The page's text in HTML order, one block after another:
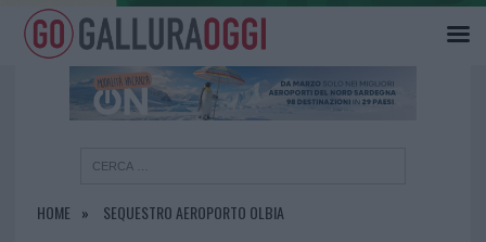
HOME SEQUESTRO AEROPORTO OLBIA
×